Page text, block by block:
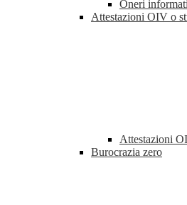
Oneri
Attestazioni OIV o
Attestazioni
Burocrazia zero